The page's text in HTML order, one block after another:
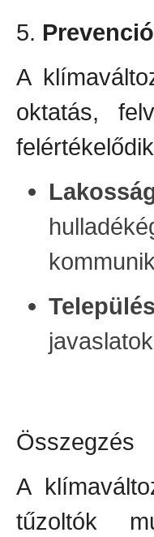
5.
A
oktatás,
Összegzés
A
tűzoltók